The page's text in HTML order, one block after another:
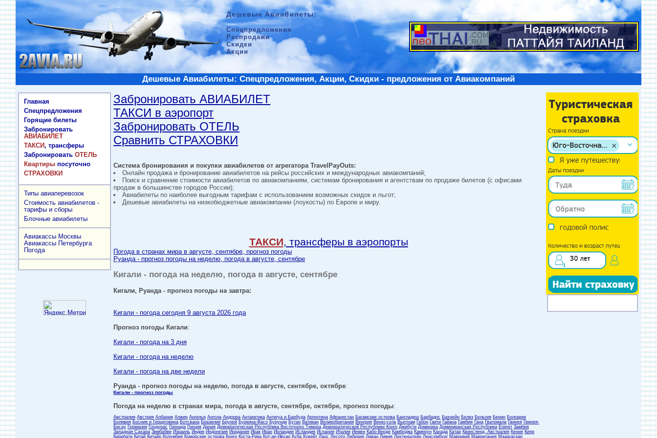
Дешевые Авиабилеты:
Спецпредложения
Распродажи
Скидки
Акции
Дешевые Авиабилеты: Спецпредложения, Акции, Скидки - предложения от Авиакомпаний
Главная
Спецпредложения
Горящие билеты
Забронировать
АВИАБИЛЕТ
ТАКСИ, трансферы
Забронировать ОТЕЛЬ
Квартиры посуточно
СТРАХОВКИ
Типы авиаперевозок
Стоимость авиабилетов -
тарифы и сборы
Блочные авиабилеты
Авиакассы Москвы
Авиакассы Петербурга
Погода
Забронировать АВИАБИЛЕТ
ТАКСИ в аэропорт
Забронировать ОТЕЛЬ
Сравнить СТРАХОВКИ
Система бронирования и покупки авиабилетов от агрегатора TravelPayOuts:
Онлайн продажа и бронирование авиабилетов на рейсы российских и международных авиакомпаний;
Поиск и сравнение стоимости авиабилетов по авиакомпаниям, системам бронирования и агентствам по продаже билетов (с офисами
продаж в большинстве городов России);
Авиабилеты по наиболее выгодным тарифам с использованием возможных скидок и льгот;
Дешевые авиабилеты на низкобюджетные авиакомпании (лоукосты) по Европе и миру.
ТАКСИ, трансферы в аэропорты
Погода в странах мира в августе, сентябре, прогноз погоды
Руанда - прогноз погоды на неделю, погода в августе, сентябре
Кигали - погода на неделю, погода в августе, сентябре
Кигали, Руанда - прогноз погоды на завтра:
Кигали - погода сегодня 9 августа 2026 года
Прогноз погоды Кигали:
Кигали - погода на 3 дня
Кигали - погода на неделю
Кигали - погода на две недели
Руанда - прогноз погоды на неделю, погода в августе, сентябре, октябре:
Кигали - прогноз погоды
Погода на неделю в странах мира, погода в августе, сентябре, октябре, прогноз погоды:
Австралия Австрия Албания Алжир Ангилья Ангола Андорра Антарктика Антигуа и Барбуда Аргентина Афганистан Багамские острова Бангладеш Барбадос Бахрейн Белиз Бельгия Бенин Болгария
Боливия Босния и Герцеговина Ботсвана Бразилия Бруней Буркина-Фасо Бурунди Бутан Ватикан Великобритания Венгрия Венесуэла Вьетнам Габон Гаити Гайана Гамбия Гана Гватемала Гвинея Гвинея-
Бисау Германия Гондурас Гренада Греция Дания Демократическая Республика Восточного Тимора Демократической Республики Конго Джибути Доминика Доминиканская Республика Египет Замбия
Западная Сахара Зимбабве Израиль Индия Индонезия Иордания Ирак Иран Ирландия Исландия Испания Италия Йемен Кабо-Верде Камбоджа Камерун Канада Катар Квинсленд, Австралия Кения Кипр
Кирибати Китай Китайр Колумбия Коморские острова Конго Коста-Рика Кот-де-Ивуар Куба Кувейт Лаос Лесото Либерия Ливан Ливия Лихтенштейн Люксембург Маврикий Мавритания Мадагаскар